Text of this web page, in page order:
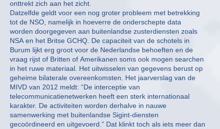
onttrekt zich aan het zicht.
Datzelfde geldt voor een nog groter probleem met betrekking
tot de NSO, namelijk in hoeverre de onderschepte data
worden doorgegeven aan buitenlandse zusterdiensten zoals
NSA en het Britse GCHQ. De capaciteit van de schotels in
Burum lijkt erg groot voor de Nederlandse behoeften en de
vraag rijst of Britten of Amerikanen soms ook mogen searchen
in het ruwe materiaal. Het uitwisselen van gegevens berust op
geheime bilaterale overeenkomsten. Het jaarverslag van de
MIVD van 2012 meldt: “De interceptie van
telecommunicatienetwerken heeft een sterk internationaal
karakter. De activiteiten worden derhalve in nauwe
samenwerking met buitenlandse Sigint-diensten
gecoördineerd en uitgevoerd.” Dat klinkt toch als iets meer dan